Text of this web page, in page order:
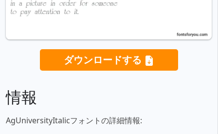
ダウンロードする
情報
AgUniversityItalicフォントの詳細情報: